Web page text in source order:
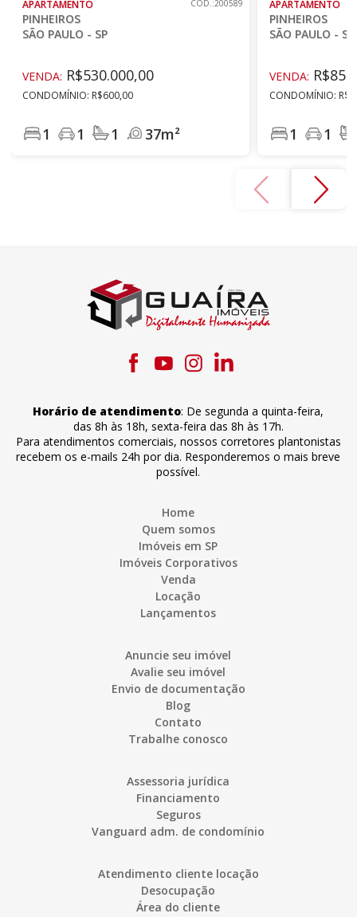
APARTAMENTO
PINHEIROS
SÃO PAULO - SP
CÓD.:200589
VENDA: R$530.000,00
CONDOMÍNIO: R$600,00
1 1 1 37m²
APARTAMENTO
PINHEIROS
SÃO PAULO - SP
VENDA:
CONDOMÍNIO:
1 1
Horário de atendimento: De segunda a quinta-feira,
das 8h às 18h, sexta-feira das 8h às 17h.
Para atendimentos comerciais, nossos corretores plantonistas
recebem os e-mails 24h por dia. Responderemos o mais breve
possível.
Home
Quem somos
Imóveis em SP
Imóveis Corporativos
Venda
Locação
Lançamentos
Anuncie seu imóvel
Avalie seu imóvel
Envio de documentação
Blog
Contato
Trabalhe conosco
Assessoria jurídica
Financiamento
Seguros
Vanguard adm. de condomínio
Atendimento cliente locação
Desocupação
Área do cliente